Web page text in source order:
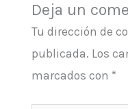
Deja un
Tu dirección de
publicada. Los
marcados con *